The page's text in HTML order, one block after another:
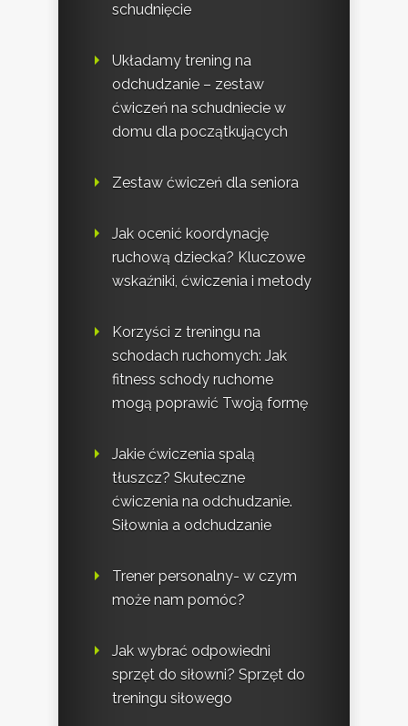
schudnięcie
Układamy trening na
odchudzanie – zestaw
ćwiczeń na schudniecie w
domu dla początkujących
Zestaw ćwiczeń dla seniora
Jak ocenić koordynację
ruchową dziecka? Kluczowe
wskaźniki, ćwiczenia i metody
Korzyści z treningu na
schodach ruchomych: Jak
fitness schody ruchome
mogą poprawić Twoją formę
Jakie ćwiczenia spalą
tłuszcz? Skuteczne
ćwiczenia na odchudzanie.
Siłownia a odchudzanie
Trener personalny- w czym
może nam pomóc?
Jak wybrać odpowiedni
sprzęt do siłowni? Sprzęt do
treningu siłowego